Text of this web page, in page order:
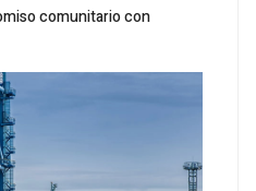
comunitario con